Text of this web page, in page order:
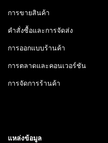
การขายสินค้า
คำสั่งซื้อและการจัดส่ง
การออกแบบร้านค้า
การตลาดและคอนเวอร์ชัน
การจัดการร้านค้า
แหล่งข้อมูล